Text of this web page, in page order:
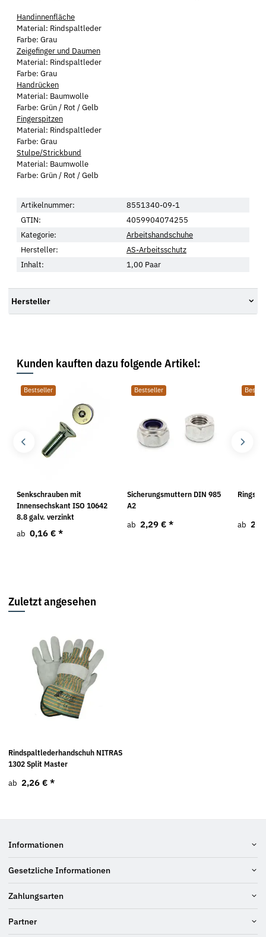
Handinnenfläche
Material: Rindspaltleder
Farbe: Grau
Zeigefinger und Daumen
Material: Rindspaltleder
Farbe: Grau
Handrücken
Material: Baumwolle
Farbe: Grün / Rot / Gelb
Fingerspitzen
Material: Rindspaltleder
Farbe: Grau
Stulpe/Strickbund
Material: Baumwolle
Farbe: Grün / Rot / Gelb
Artikelnummer:
8551340-09-1
GTIN:
4059904074255
Kategorie:
Arbeitshandschuhe
Hersteller:
AS-Arbeitsschutz
Inhalt:
1,00 Paar
Hersteller
Kunden kauften dazu folgende Artikel:
Bestseller
Senkschrauben mit
Innensechskant ISO 10642
8.8 galv. verzinkt
ab 0,16 € *
Bestseller
Sicherungsmuttern DIN 985
A2
ab 2,29 € * ab
Zuletzt angesehen
Rindspaltlederhandschuh NITRAS
1302 Split Master
ab 2,26 € *
Informationen
Gesetzliche Informationen
Zahlungsarten
Partner